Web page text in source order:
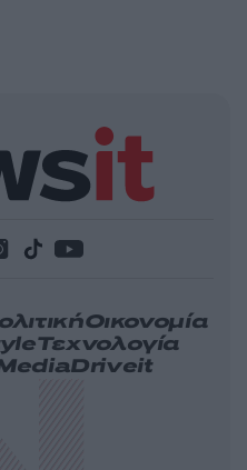
Οικονομία
Τεχνολογία
Driveit